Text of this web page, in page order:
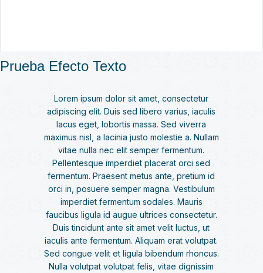
Prueba Efecto Texto
Lorem ipsum dolor sit amet, consectetur
adipiscing elit. Duis sed libero varius, iaculis
lacus eget, lobortis massa. Sed viverra
maximus nisl, a lacinia justo molestie a. Nullam
vitae nulla nec elit semper fermentum.
Pellentesque imperdiet placerat orci sed
fermentum. Praesent metus ante, pretium id
orci in, posuere semper magna. Vestibulum
imperdiet fermentum sodales. Mauris
faucibus ligula id augue ultrices consectetur.
Duis tincidunt ante sit amet velit luctus, ut
iaculis ante fermentum. Aliquam erat volutpat.
Sed congue velit et ligula bibendum rhoncus.
Nulla volutpat volutpat felis, vitae dignissim